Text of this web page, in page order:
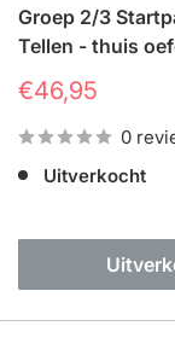
Groep 2/3
Tellen - thuis
Prijs
€46,95
0
Uitverkocht